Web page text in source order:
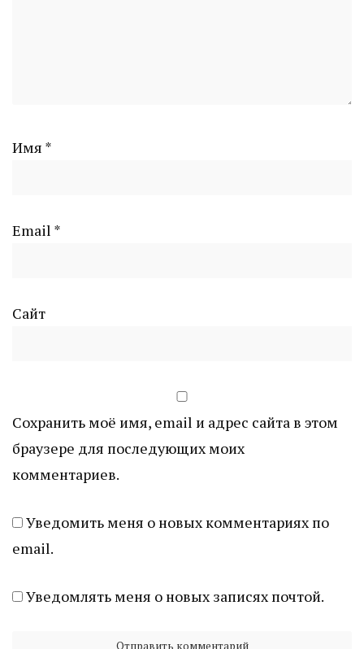
Имя *
Email *
Сайт
Сохранить моё имя, email и адрес сайта в этом
браузере для последующих моих
комментариев.
Уведомить меня о новых комментариях по
email.
Уведомлять меня о новых записях почтой.